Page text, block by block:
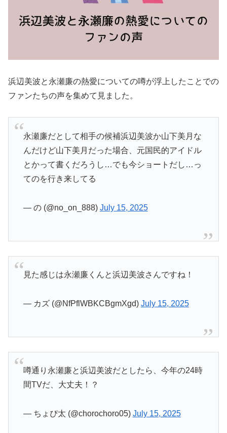
浜辺美波と永瀬廉の熱愛についての噂が浮上したことでの
ファンたちの声を集めて見ました。
永瀬廉だとして相手の候補浜辺美波か山下美月な
んだけど山下美月だった場合、元国民的アイドル
とかって書くだろうし…でも今ショートだし…っ
てのを行き来してる
— の (@no_on_888) July 15, 2025
見た感じは永瀬廉くんと浜辺美波さんですね！
— カズ (@NfPflWBKCBgmXgd) July 15, 2025
噂通り永瀬廉と浜辺美波だとしたら、今年の24時
間TVだ、大丈夫！？
— ちょぴ太 (@chorochoro05) July 15, 2025